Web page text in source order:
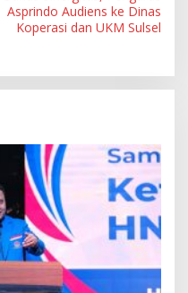
Asprindo Audiens ke Dinas
Koperasi dan UKM Sulsel